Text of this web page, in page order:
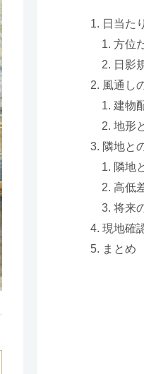
日当た
方位
日影
風通し
建物
地形
隣地と
隣地
高低
将来
現地確
まとめ